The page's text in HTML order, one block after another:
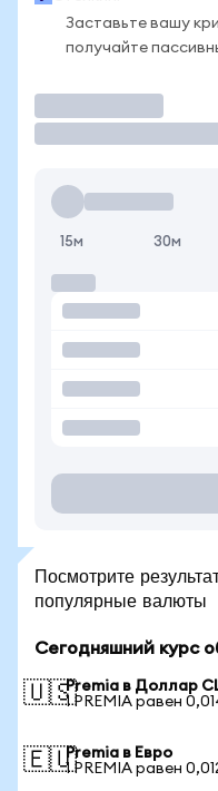
Заставьте вашу
получайте
15м 30м
Посмотрите
популярные валюты
Сегодняшний курс
🇺🇸Premia в Доллар
1 PREMIA равен
🇪🇺Premia в Евро
1 PREMIA равен